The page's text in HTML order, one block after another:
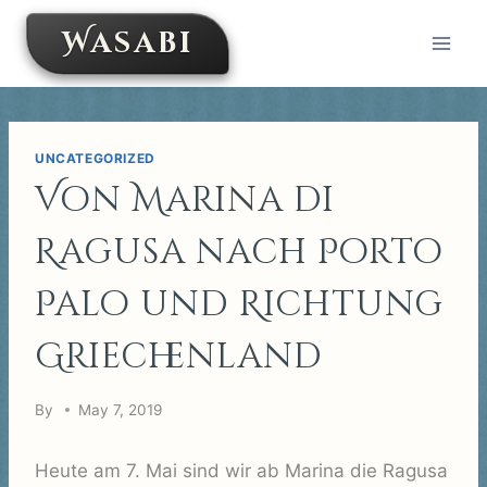
Skip
content
Wasabi
UNCATEGORIZED
Von Marina di
Ragusa nach Porto
Palo und Richtung
Griechenland
By May 7, 2019
Heute am 7. Mai sind wir ab Marina die Ragusa